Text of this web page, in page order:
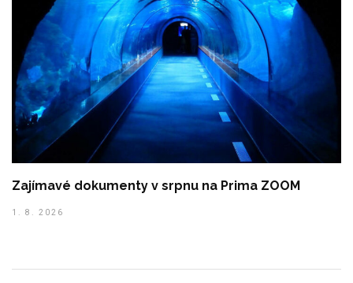
Zajímavé dokumenty v srpnu na Prima ZOOM
1. 8. 2026